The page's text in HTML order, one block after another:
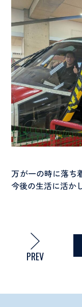
万が一の時に落ち
今後の生活に活か
PREV